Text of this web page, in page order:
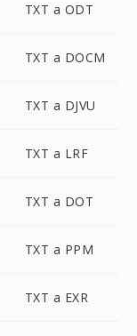
TXT a ODT
TXT a DOCM
TXT a DJVU
TXT a LRF
TXT a DOT
TXT a PPM
TXT a EXR